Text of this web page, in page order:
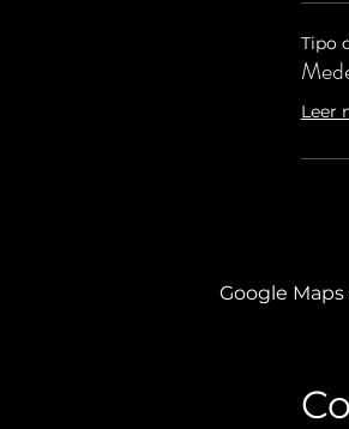
Tipo
Leer
Google